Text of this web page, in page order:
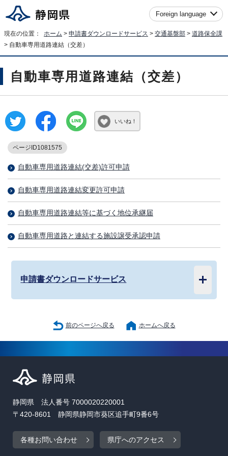
Foreign language
現在の位置： ホーム > 申請書ダウンロードサービス > 交通基盤部 > 道路保全課
> 自動車専用道路連結（交差）
自動車専用道路連結（交差）
いいね！
ページID1081575
自動車専用道路連結(交差)許可申請
自動車専用道路連結変更許可申請
自動車専用道路連結等に基づく地位承継届
自動車専用道路と連結する施設譲受承認申請
申請書ダウンロードサービス
前のページへ戻る ホームへ戻る
静岡県 法人番号 7000020220001
〒420-8601 静岡県静岡市葵区追手町9番6号
各種お問い合わせ 県庁へのアクセス